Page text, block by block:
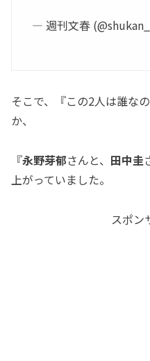
— 週刊文春
そこで、『この2人は誰な
か、
『永野芽郁さんと、 田中圭
上がっていました。
スポン